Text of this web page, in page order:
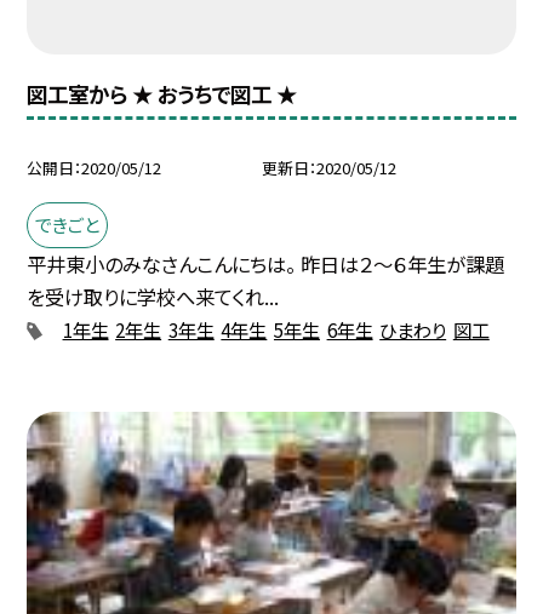
図工室から ★ おうちで図工 ★
公開日 2020/05/12 更新日 2020/05/12
できごと
平井東小のみなさんこんにちは。 昨日は２〜６年生が課題
を受け取りに学校へ来てくれ...
1年生 2年生 3年生 4年生 5年生 6年生 ひまわり 図工